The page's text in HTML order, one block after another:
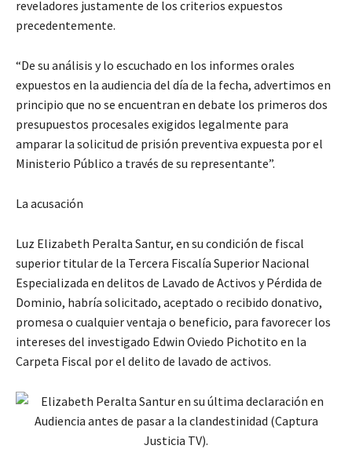
reveladores justamente de los criterios expuestos
precedentemente.
“De su análisis y lo escuchado en los informes orales
expuestos en la audiencia del día de la fecha, advertimos en
principio que no se encuentran en debate los primeros dos
presupuestos procesales exigidos legalmente para
amparar la solicitud de prisión preventiva expuesta por el
Ministerio Público a través de su representante”.
La acusación
Luz Elizabeth Peralta Santur, en su condición de fiscal
superior titular de la Tercera Fiscalía Superior Nacional
Especializada en delitos de Lavado de Activos y Pérdida de
Dominio, habría solicitado, aceptado o recibido donativo,
promesa o cualquier ventaja o beneficio, para favorecer los
intereses del investigado Edwin Oviedo Pichotito en la
Carpeta Fiscal por el delito de lavado de activos.